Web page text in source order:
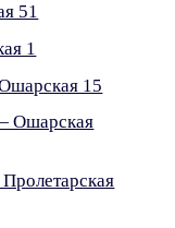
51
1
15
Ошарская